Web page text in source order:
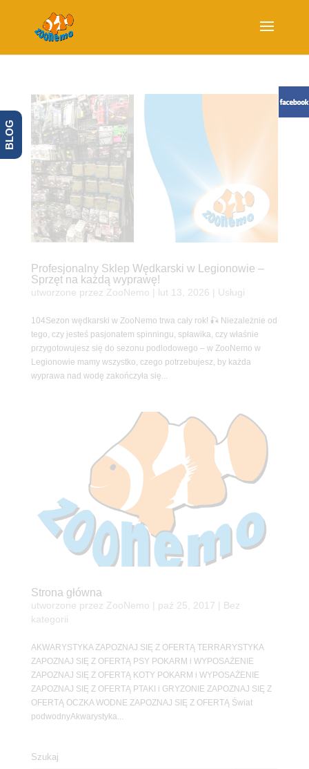
Profesjonalny Sklep Wędkarski w Legionowie –
Sprzęt na każdą wyprawę!
utworzone przez ZooNemo lut 13, 2026 Usługi
104Sezon wędkarski w ZooNemo trwa cały rok! 🎣 Niezależnie od
tego, czy jesteś pasjonatem spinningu, spławika, czy właśnie
przygotowujesz się do sezonu podlodowego – w ZooNemo w
Legionowie mamy wszystko, czego potrzebujesz, by każda
wyprawa nad wodę zakończyła się...
Strona główna
utworzone przez ZooNemo paź 25, 2017 | Bez
kategorii
AKWARYSTYKA ZAPOZNAJ SIĘ Z OFERTĄ TERRARYSTYKA
ZAPOZNAJ SIĘ Z OFERTĄ PSY POKARM i WYPOSAŻENIE
ZAPOZNAJ SIĘ Z OFERTĄ KOTY POKARM i WYPOSAŻENIE
ZAPOZNAJ SIĘ Z OFERTĄ PTAKI i GRYZONIE ZAPOZNAJ SIĘ Z
OFERTĄ OCZKA WODNE ZAPOZNAJ SIĘ Z OFERTĄ Świat
podwodnyAkwarystyka...
Szukaj
BLOG